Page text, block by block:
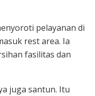
pelayanan di
rest area. Ia
fasilitas dan
juga santun. Itu